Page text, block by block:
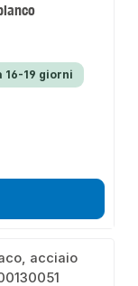
16-19 giorni